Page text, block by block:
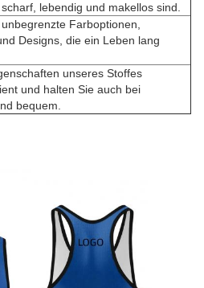
lebendig und makellos sind.
Farboptionen,
Designs, die ein Leben lang
unseres Stoffes
und halten Sie auch bei
bequem.